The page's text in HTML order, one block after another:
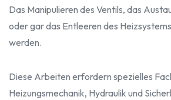
Das Manipulieren des Ventils, das
oder gar das Entleeren des
werden.
Diese Arbeiten erfordern spezielles
Heizungsmechanik, Hydraulik und